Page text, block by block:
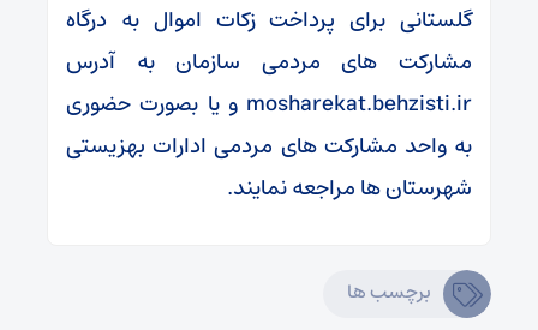
گلستانی برای پرداخت زکات اموال به درگاه
مشارکت های مردمی سازمان به آدرس
mosharekat.behzisti.ir و یا بصورت حضوری
به واحد مشارکت های مردمی ادارات بهزیستی
شهرستان ها مراجعه نمایند.
برچسب ها